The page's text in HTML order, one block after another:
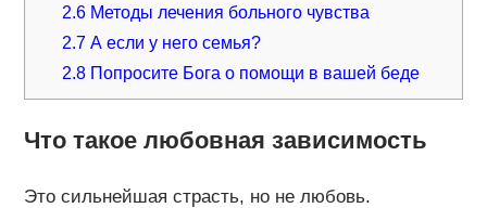
2.6Методы лечения больного чувства
2.7А если у него семья?
2.8Попросите Бога о помощи в вашей беде
Что такое любовная зависимость
Это сильнейшая страсть, но не любовь.